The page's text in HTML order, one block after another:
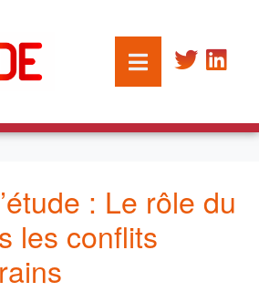
: Le rôle du
les conflits